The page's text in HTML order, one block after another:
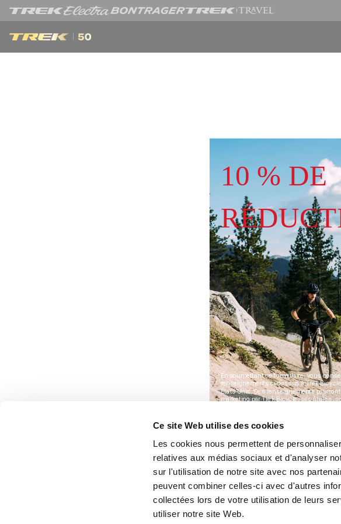
Ce site Web utilise des cookies
Les cookies nous permettent de
relatives aux médias sociaux et d'analyser
sur l'utilisation de notre site avec nos
peuvent combiner celles-ci avec d'autres
collectées lors de votre utilisation de leurs
utiliser notre site Web.